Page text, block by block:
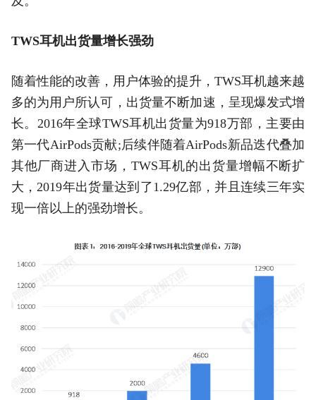
TWS耳机出货量增长强劲
随着性能的改善，用户体验的提升，TWS耳机越来越
多的为用户所认可，出货量不断加速，呈现爆发式增
长。2016年全球TWS耳机出货量为918万部，主要由
第一代AirPods贡献;后续伴随着AirPods新品迭代叠加
其他厂商进入市场，TWS耳机的出货量增幅不断扩
大，2019年出货量达到了1.29亿部，并且连续三年实
现一倍以上的强劲增长。